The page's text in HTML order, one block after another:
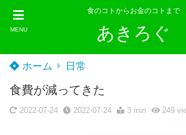
MENU
食のコトからお金のコトまで
あきろぐ
ホーム 日常
食費が減ってきた
2022-07-24 2022-07-24 3 min 249